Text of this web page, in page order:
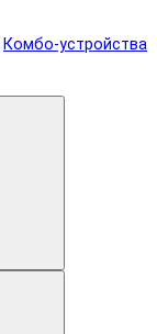
Комбо-устройства